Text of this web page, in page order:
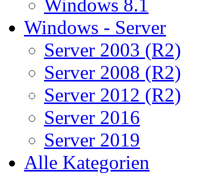
Windows 8.1
Windows - Server
Server 2003 (R2)
Server 2008 (R2)
Server 2012 (R2)
Server 2016
Server 2019
Alle Kategorien